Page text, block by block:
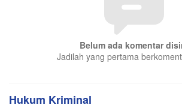
Belum ada komentar
Jadilah yang pertama
Hukum Kriminal